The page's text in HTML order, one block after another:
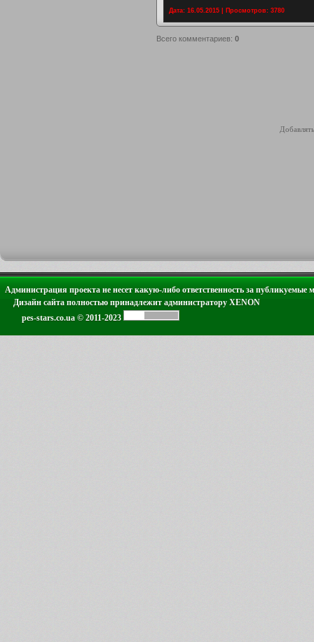
Дата: 16.05.2015 | Просмотров: 3780
Всего комментариев: 0
Администрация проекта не несет какую-либо ответственность за публикуемые
Дизайн сайта полностью принадлежит администратору XENON
pes-stars.co.ua © 2011-2023